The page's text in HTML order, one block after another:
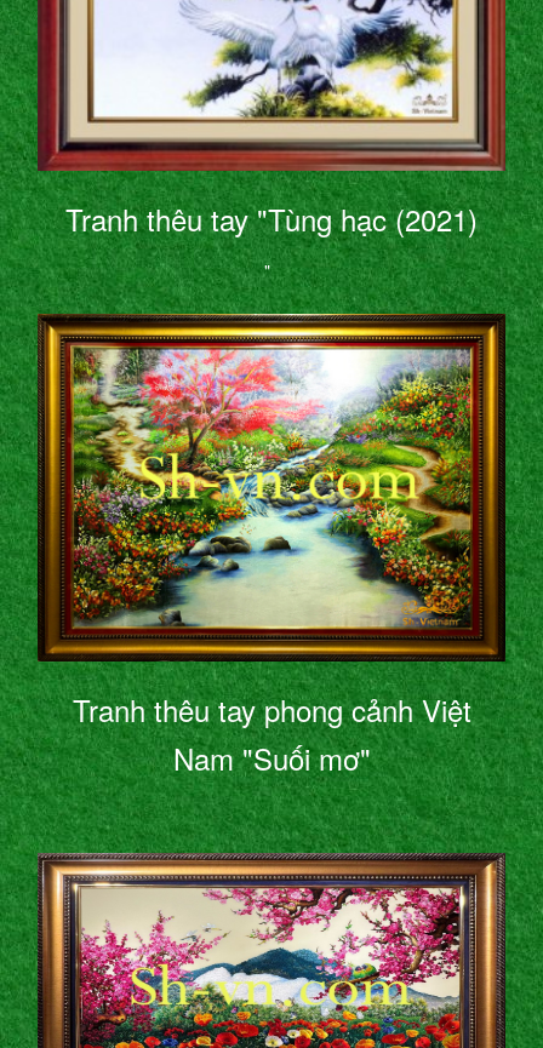
Tranh thêu tay "Tùng hạc (2021)
"
Tranh thêu tay phong cảnh Việt
Nam "Suối mơ"